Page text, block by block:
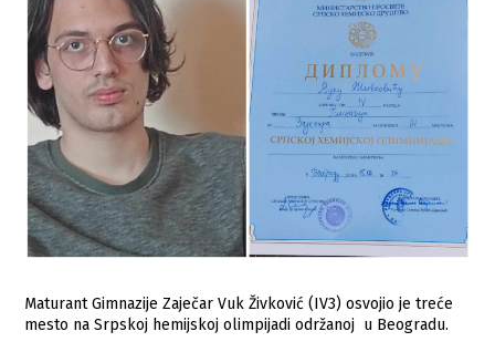
Maturant Gimnazije Zaječar Vuk Živković (IV3) osvojio je treće
mesto na Srpskoj hemijskoj olimpijadi održanoj u Beogradu.